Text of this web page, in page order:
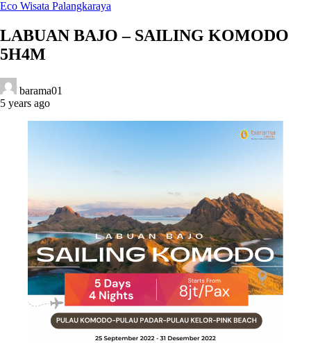
Eco Wisata Palangkaraya
LABUAN BAJO – SAILING KOMODO
5H4M
barama01
5 years ago